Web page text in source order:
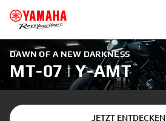
DAWN OF A NEW DARKNESS
MT-07 | Y-AMT
JETZT ENTDECKEN